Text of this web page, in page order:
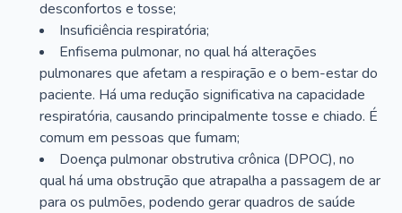
desconfortos e tosse;
Insuficiência respiratória;
Enfisema pulmonar, no qual há alterações
pulmonares que afetam a respiração e o bem-estar do
paciente. Há uma redução significativa na capacidade
respiratória, causando principalmente tosse e chiado. É
comum em pessoas que fumam;
Doença pulmonar obstrutiva crônica (DPOC), no
qual há uma obstrução que atrapalha a passagem de ar
para os pulmões, podendo gerar quadros de saúde